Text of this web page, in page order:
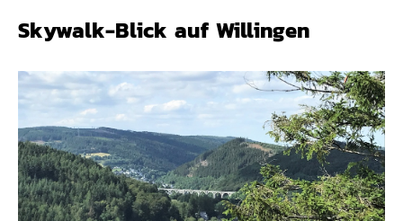
Skywalk-Blick auf Willingen